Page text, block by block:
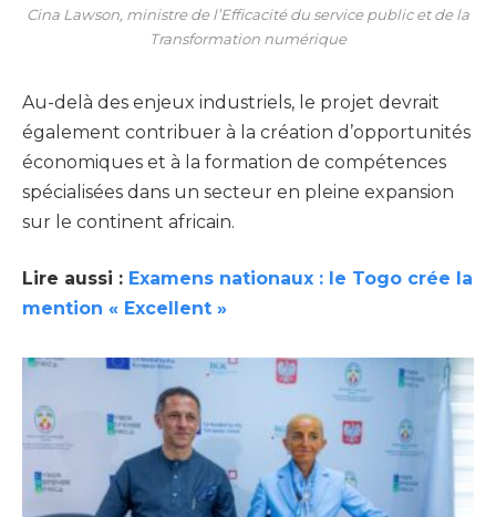
Cina Lawson, ministre de l’Efficacité du service public et de la
Transformation numérique
Au-delà des enjeux industriels, le projet devrait
également contribuer à la création d’opportunités
économiques et à la formation de compétences
spécialisées dans un secteur en pleine expansion
sur le continent africain.
Lire aussi : Examens nationaux : le Togo crée la
mention « Excellent »